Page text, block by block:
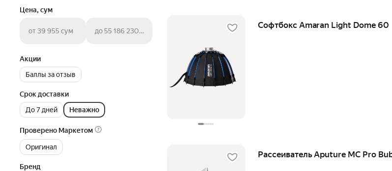
Цена, сум
от 39 955 сум до 55 186 230 сум
Акции
Баллы за отзыв
Срок доставки
До 7 дней
Неважно
Проверено Маркетом
Оригинал
Бренд
Софтбокс Amaran Light Dome 60
Рассеиватель Aputure MC Pro